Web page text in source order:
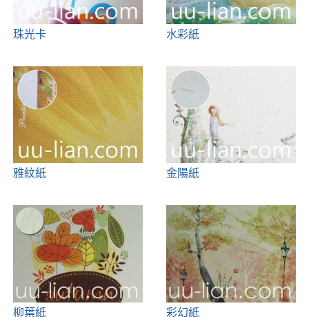
珠光卡 水彩紙
雅紋紙 金陽紙
柳葉紙 彩幻紙